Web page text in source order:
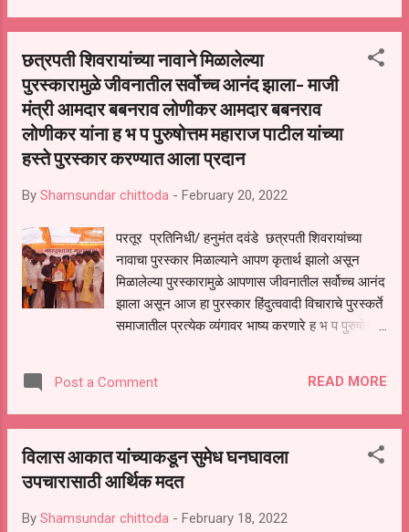
अधिकारी परतूर यांच्या मार्गदर्शनाखाली व शिवाजी नागवे , सपोनि तथा प्रभारी
पाडली. शिवाजी नागवे तथा प्रभारी अधिकारी पोलीस ठाणे आष्टी यांनी आव्हान
केले आहे की अशा प्रकारे प्रशासनास खोटी माहिती देऊन दिशाभूल केल्यास
अशाच प्रकारे कायदेशीर कारवाई करण्यात येईल.
छत्रपती शिवरायांच्या नावाने मिळालेल्या
पुरस्कारामुळे जीवनातील सर्वोच्च आनंद झाला- माजी
मंत्री आमदार बबनराव लोणीकर आमदार बबनराव
लोणीकर यांना ह भ प पुरुषोत्तम महाराज पाटील यांच्या
हस्ते पुरस्कार करण्यात आला प्रदान
By Shamsundar chittoda - February 20, 2022
परतूर प्रतिनिधी/ हनुमंत दवंडे छत्रपती शिवरायांच्या
नावाचा पुरस्कार मिळाल्याने आपण कृतार्थ झालो असून
मिळालेल्या पुरस्कारामुळे आपणास जीवनातील सर्वोच्च आनंद
झाला असून आज हा पुरस्कार हिंदुत्ववादी विचाराचे पुरस्कर्ते
समाजातील प्रत्येक व्यंगावर भाष्य करणारे ह भ प पुरुषोत्तम
व्यक्त केले ते अकोली येथील मातोश्री सेवाभावी
संस्थेच्या वतीने देण्यात आलेल्या शिवछत्रपती पुरस्कार
मंत्री आमदार बबनराव लोणीकर म्हणाले की, संस्कार हे
माता-पित्याच्या शिकवणीतून मिळत असतात या संस्काराला
करणे गरजेचे असून आज अकोली च्या तुकाराम सोळंके
Post a Comment READ MORE
विलास आकात यांच्याकडून सुमेध घनघावला
उपचारासाठी आर्थिक मदत
By Shamsundar chittoda - February 18, 2022